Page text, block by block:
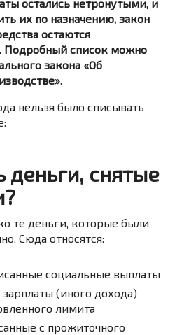
остались нетронутыми, и
их по назначению, закон
остаются
Подробный список можно
закона «Об
нельзя было списывать
деньги, снятые
те деньги, которые были
Сюда относятся:
социальные выплаты
(иного дохода)
лимита
с прожиточного